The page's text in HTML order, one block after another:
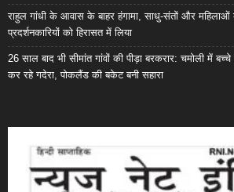
राहुल गांधी के आवास के बाहर हंगामा, साधु-संतों और महिलाओं
प्रदर्शनकारियों को हिरासत में लिया
26 साल बाद भी सीमांत गांवों की पीड़ा बरकरार: चमोली में
कर रहे गदेरा, पोकलैंड की बकेट बनी सहारा